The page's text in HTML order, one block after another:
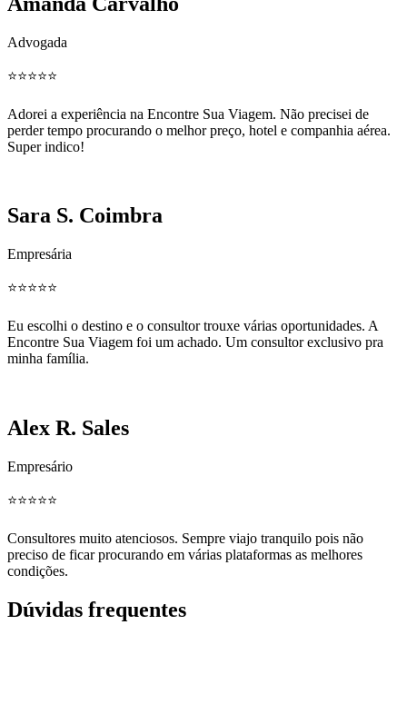
Advogada
⭐️⭐️⭐️⭐️⭐️
Adorei a experiência na Encontre Sua Viagem. Não precisei de
perder tempo procurando o melhor preço, hotel e companhia aérea.
Super indico!
Sara S. Coimbra
Empresária
⭐️⭐️⭐️⭐️⭐️
Eu escolhi o destino e o consultor trouxe várias oportunidades. A
Encontre Sua Viagem foi um achado. Um consultor exclusivo pra
minha família.
Alex R. Sales
Empresário
⭐️⭐️⭐️⭐️⭐️
Consultores muito atenciosos. Sempre viajo tranquilo pois não
preciso de ficar procurando em várias plataformas as melhores
condições.
Dúvidas frequentes